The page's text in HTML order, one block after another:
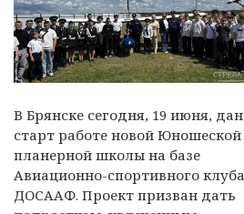
В Брянске сегодня, 19 июня, дан
старт работе новой Юношеской
планерной школы на базе
Авиационно-спортивного клуба
ДОСААФ. Проект призван дать